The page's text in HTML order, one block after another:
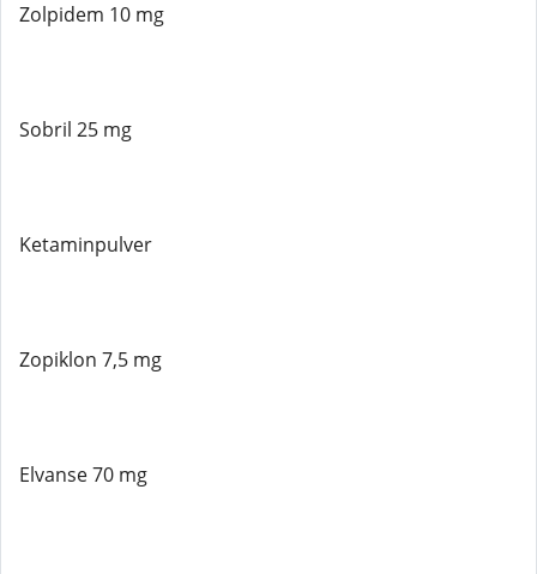
Zolpidem 10 mg
Sobril 25 mg
Ketaminpulver
Zopiklon 7,5 mg
Elvanse 70 mg